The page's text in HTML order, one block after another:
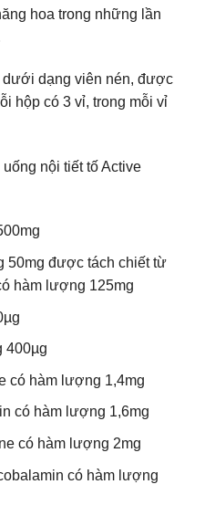
hoa trong những lần
dạng viên nén, được
hộp có 3 vỉ, trong mỗi vỉ
nội tiết tố Active
50mg được tách chiết từ
hàm lượng 125mg
400µg
có hàm lượng 1,4mg
có hàm lượng 1,6mg
có hàm lượng 2mg
có hàm lượng